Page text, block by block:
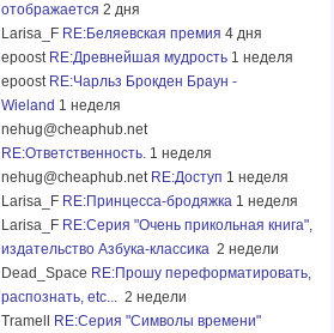
отображается 2 дня
Larisa_F RE:Беляевская премия 4 дня
epoost RE:Древнейшая мудрость 1 неделя
epoost RE:Чарльз Брокден Браун -
Wieland 1 неделя
nehug@cheaphub.net
RE:Ответственность. 1 неделя
nehug@cheaphub.net RE:Доступ 1 неделя
Larisa_F RE:Принцесса-бродяжка 1 неделя
Larisa_F RE:Серия "Очень прикольная книга",
издательство Азбука-классика 2 недели
Dead_Space RE:Прошу переформатировать,
распознать, etc... 2 недели
Tramell
RE:Серия "Символы времени"